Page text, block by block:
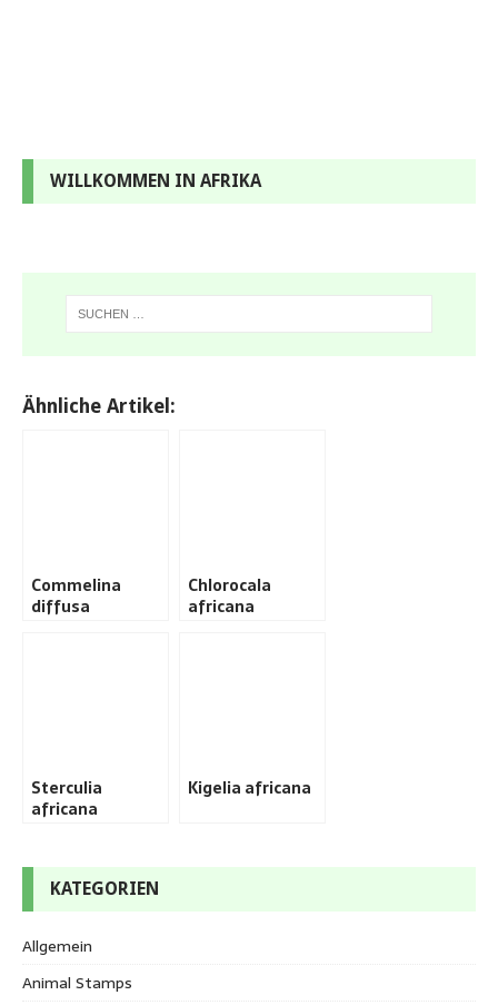
WILLKOMMEN IN AFRIKA
Ähnliche Artikel:
Commelina
diffusa
Chlorocala
africana
Sterculia
africana
Kigelia africana
KATEGORIEN
Allgemein
Animal Stamps